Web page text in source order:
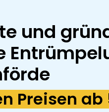
und
Preisen